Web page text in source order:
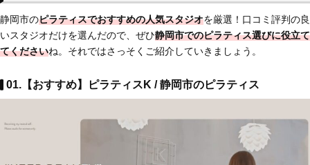
静岡市のピラティスでおすすめの人気スタジオを厳選！口コミ評判の良
いスタジオだけを選んだので、ぜひ静岡市でのピラティス選びに役立て
てくださいね。それではさっそくご紹介していきましょう。
01.【おすすめ】ピラティスK / 静岡市のピラティス